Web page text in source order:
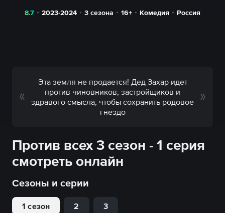
8.7 2023-2024 3 сезона 16+ Комедия Россия
Эта земля не продается! Дед Захар идет
против чиновников, застройщиков и
здравого смысла, чтобы сохранить родовое
гнездо
Против всех 3 сезон - 1 серия
смотреть онлайн
Сезоны и серии
1 сезон 2 3